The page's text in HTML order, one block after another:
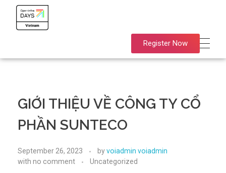
Register Now
GIỚI THIỆU VỀ CÔNG TY CỔ
PHẦN SUNTECO
September 26, 2023 byvoiadmin voiadmin
with no comment Uncategorized